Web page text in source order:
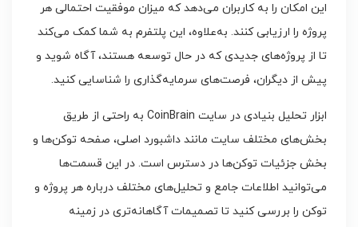
این امکان را به کاربران می‌دهد که میزان موفقیت احتمالی هر
پروژه را ارزیابی کنند. به‌علاوه، این پلتفرم به شما کمک می‌کند
تا از پروژه‌های جدیدی که در حال توسعه هستند، آگاه شوید و
پیش از دیگران، فرصت‌های سرمایه‌گذاری را شناسایی کنید.
ابزار تحلیل بنیادی در سایت CoinBrain به راحتی از طریق
بخش‌های مختلف سایت مانند داشبورد اصلی، صفحه توکن‌ها و
بخش جزئیات توکن‌ها در دسترس است. در این قسمت‌ها
می‌توانید اطلاعات جامع و تحلیل‌های مختلف درباره هر پروژه و
توکن را بررسی کنید تا تصمیمات آگاهانه‌تری در زمینه